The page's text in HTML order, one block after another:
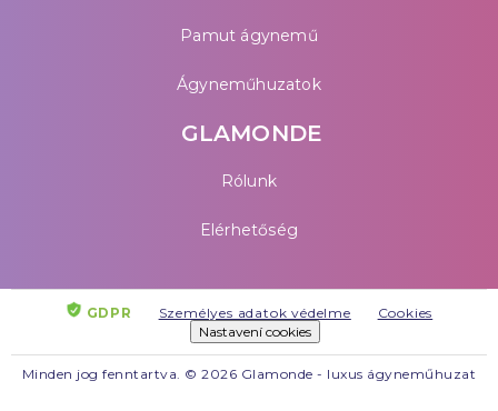
Pamut ágynemű
Ágyneműhuzatok
GLAMONDE
Rólunk
Elérhetőség
GDPR Személyes adatok védelme
Cookies
Nastavení cookies
Minden jog fenntartva. © 2026 Glamonde - luxus ágyneműhuzat